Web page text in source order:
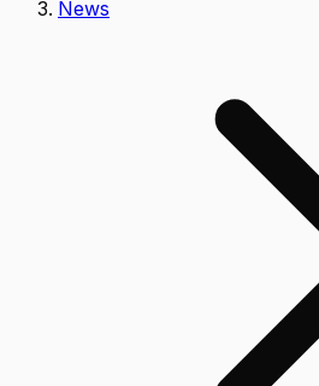
News